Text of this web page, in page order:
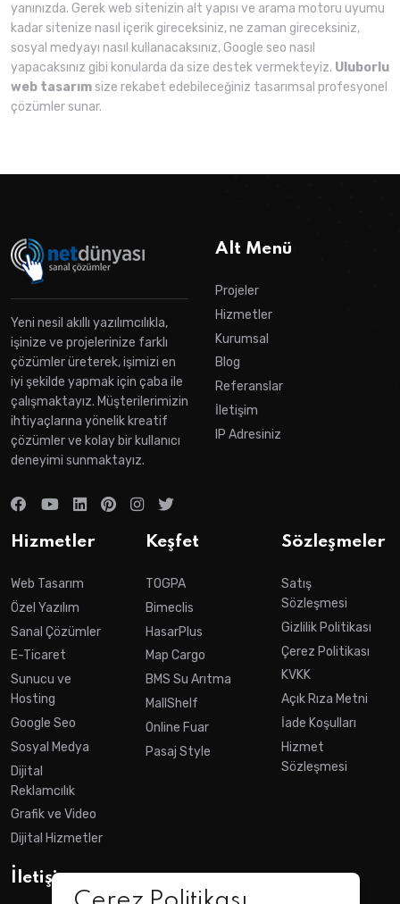
yanınızda. Gerek web sitenizin alt yapısı ve arama motoru uyumu
kadar sitenize nasıl içerik gireceksiniz, ne zaman gireceksiniz,
sosyal medyayı nasıl kullanacaksınız, Google seo nasıl
yapacaksınız gibi konularda da size destek vermekteyiz. Uluborlu
web tasarımsize rekabet edebileceğiniz tasarımsal profesyonel
çözümler sunar.
Yeni nesil akıllı yazılımcılıkla,
işinize ve projelerinize farklı
çözümler üreterek, işimizi en
iyi şekilde yapmak için çaba ile
çalışmaktayız. Müşterilerimizin
ihtiyaçlarına yönelik kreatif
çözümler ve kolay bir kullanıcı
deneyimi sunmaktayız.
Alt Menü
Projeler
Hizmetler
Kurumsal
Blog
Referanslar
İletişim
IP Adresiniz
Hizmetler
Web Tasarım
Özel Yazılım
Sanal Çözümler
E-Ticaret
Sunucu ve
Hosting
Google Seo
Sosyal Medya
Dijital
Reklamcılık
Grafik ve Video
Dijital Hizmetler
Keşfet
TOGPA
Bimeclis
HasarPlus
Map Cargo
BMS Su Arıtma
MallShelf
Online Fuar
Pasaj Style
Sözleşmeler
Satış
Sözleşmesi
Gizlilik Politikası
Çerez Politikası
KVKK
Açık Rıza Metni
İade Koşulları
Hizmet
Sözleşmesi
İletişim